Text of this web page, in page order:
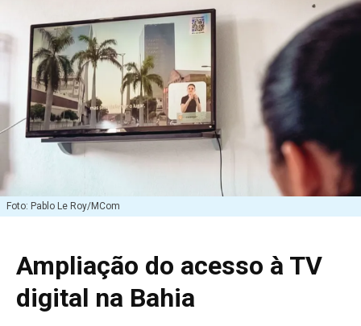
Foto: Pablo Le Roy/MCom
Ampliação do acesso à TV
digital na Bahia